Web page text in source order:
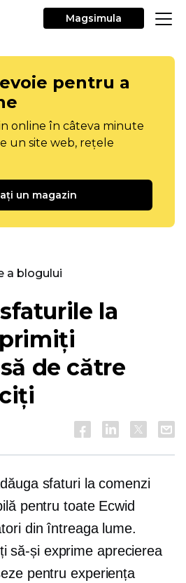
Magsimula
pentru a
online în câteva minute
un site web, rețele
un magazin
a blogului
la
de către
sfaturi la comenzi
pentru toate Ecwid
din întreaga lume.
să-și exprime aprecierea
pentru experiența